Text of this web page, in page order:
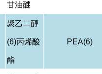
甘油醚
聚乙二醇
(6)丙烯酸
酯
PEA(6)